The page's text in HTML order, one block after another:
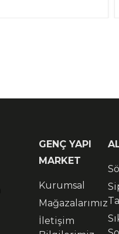
GENÇ YAPI
MARKET
Kurumsal
Mağazalarımız
İletişim